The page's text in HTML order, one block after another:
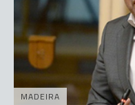
MADEIRA